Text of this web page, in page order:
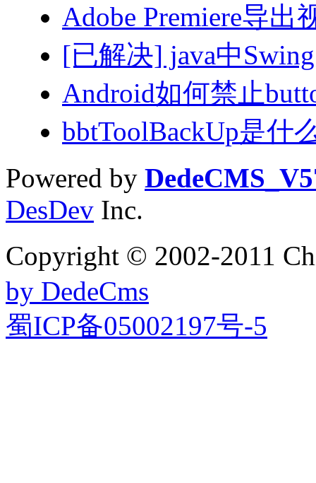
Adobe Premiere导出
[已解决] java中
Android如何禁止
bbtToolBackUp是什
Powered by
DesDev Inc.
Copyright © 2002-2011
by DedeCms
蜀ICP备05002197号-5